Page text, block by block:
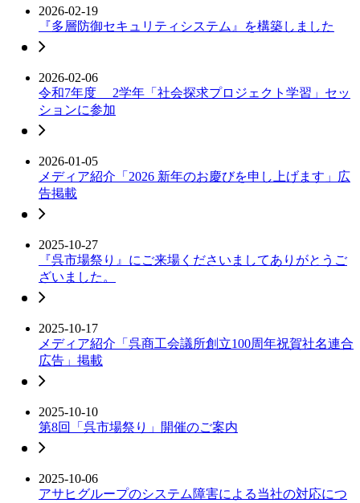
2026-02-19
『多層防御セキュリティシステム』を構築しました
2026-02-06
令和7年度 2学年「社会探求プロジェクト学習」セッ
ションに参加
2026-01-05
メディア紹介「2026 新年のお慶びを申し上げます」広
告掲載
2025-10-27
『呉市場祭り』にご来場くださいましてありがとうご
ざいました。
2025-10-17
メディア紹介「呉商工会議所創立100周年祝賀社名連合
広告」掲載
2025-10-10
第8回「呉市場祭り」開催のご案内
2025-10-06
アサヒグループのシステム障害による当社の対応につ